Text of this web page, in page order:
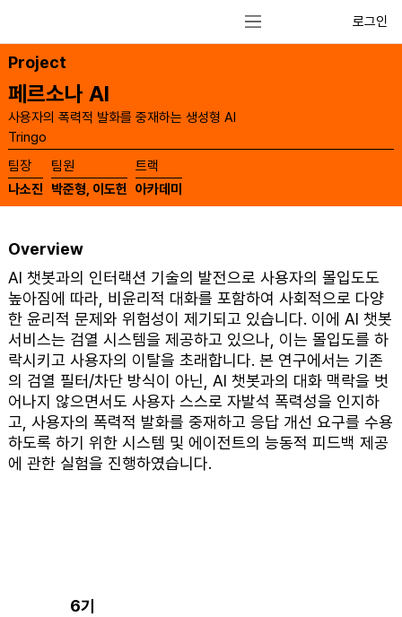
로그인
Project
페르소나 AI
사용자의 폭력적 발화를 중재하는 생성형 AI
Tringo
​팀장
나소진
​팀원
박준형, 이도헌
​트랙
아카데미
Overview
AI 챗봇과의 인터랙션 기술의 발전으로 사용자의 몰입도도
높아짐에 따라, 비윤리적 대화를 포함하여 사회적으로 다양
한 윤리적 문제와 위험성이 제기되고 있습니다. 이에 AI 챗봇
서비스는 검열 시스템을 제공하고 있으나, 이는 몰입도를 하
락시키고 사용자의 이탈을 초래합니다. 본 연구에서는 기존
의 검열 필터/차단 방식이 아닌, AI 챗봇과의 대화 맥락을 벗
어나지 않으면서도 사용자 스스로 자발석 폭력성을 인지하
고, 사용자의 폭력적 발화를 중재하고 응답 개선 요구를 수용
하도록 하기 위한 시스템 및 에이전트의 능동적 피드백 제공
에 관한 실험을 진행하였습니다.
6기